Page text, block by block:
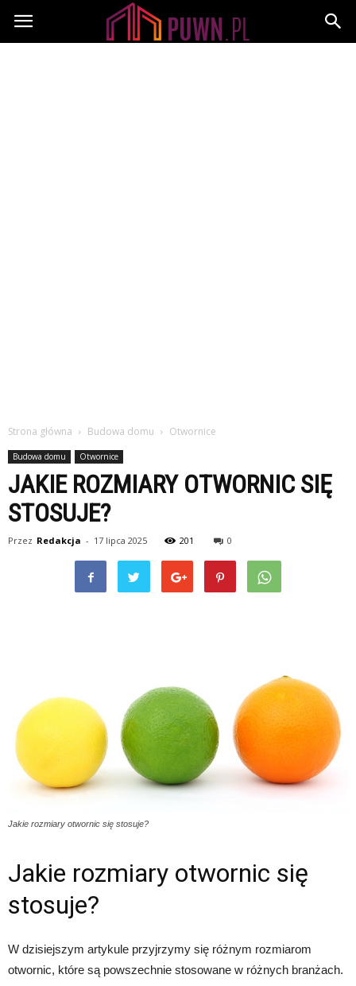
PUWN.pl
Strona główna Budowa domu Otwornice
Budowa domu Otwornice
JAKIE ROZMIARY OTWORNIC SIĘ
STOSUJE?
Przez Redakcja - 17 lipca 2025 201 0
Jakie rozmiary otwornic się stosuje?
Jakie rozmiary otwornic się
stosuje?
W dzisiejszym artykule przyjrzymy się różnym rozmiarom
otwornic, które są powszechnie stosowane w różnych branżach.